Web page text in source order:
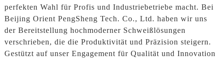
perfekten Wahl für Profis und Industriebetriebe macht. Bei
Beijing Orient PengSheng Tech. Co., Ltd. haben wir uns
der Bereitstellung hochmoderner Schweißlösungen
verschrieben, die die Produktivität und Präzision steigern.
Gestützt auf unser Engagement für Qualität und Innovation